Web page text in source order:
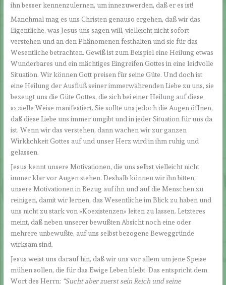
ihn besser kennenzulernen, um innezuwerden, daß er es ist!
Manchmal mag es uns Christen genauso ergehen, daß wir das
Eigentliche, was Jesus uns sagen will, vielleicht nicht sofort
verstehen und an den Phänomenen festhalten und sie für das
Wesentliche betrachten. Gewiß ist zum Beispiel eine Heilung etwas
Wunderbares und ein mächtiges Eingreifen Gottes in eine leidvolle
Situation. Wir können Gott preisen für seine Güte. Und doch ist
eine Heilung der Ausfluß seiner immerwährenden Liebe zu uns, sie
bezeugt uns die Güte Gottes, die sich bei einer Heilung auf diese
spezielle Weise manifestiert. Sie sollte uns jedoch die Augen öffnen,
daß diese Liebe uns immer umgibt und in jeder Situation für uns da
ist. Wenn wir das verstehen, dann wachen wir zur ganzen
Wirklichkeit Gottes auf und unser Herz wird in ihm ruhig und
gelassen.
Jesus kennt unsere Motivationen, die uns selbst vielleicht nicht
immer klar vor Augen stehen. Deshalb können wir ihn bitten,
unsere Motivationen in Bezug auf ihn und auf die Menschen zu
reinigen, damit wir lernen, das Wesentliche im Blick zu haben und
uns nicht zu stark von »Koexistenzen« leiten zu lassen. Letzteres
meint, daß neben unserer bewußten Absicht noch eine oder
mehrere unbewußte, auf uns selbst bezogene Beweggründe
wirksam sind.
Jesus weist uns darauf hin, daß wir uns vor allem um jene Speise
mühen sollen, die für das Ewige Leben bleibt. Das entspricht dem
Wort des Herrn: “Sucht aber zuerst sein Reich und seine